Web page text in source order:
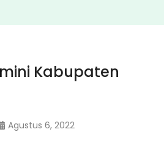
Kabupaten
Agustus 6, 2022